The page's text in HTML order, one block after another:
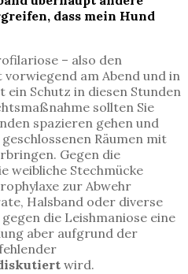
dass mein Hund
– also den
am Abend und in
ein Schutz in diesen Stunden
sollten Sie
spazieren gehen und
Räumen mit
Gegen die
weibliche Stechmücke
zur Abwehr
Halsband oder diverse
die Leishmaniose eine
aber aufgrund der
wird.